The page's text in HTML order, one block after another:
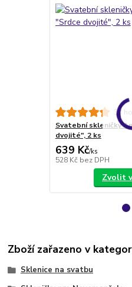
33
Svatební skleničky
dvojité", 2 ks
639 Kč/ks
528 Kč bez DPH
Zvolit
Zboží zařazeno v
Sklenice na svatbu